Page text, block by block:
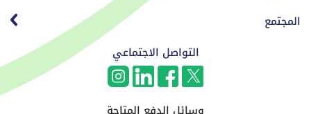
المجتمع
التواصل الاجتماعي